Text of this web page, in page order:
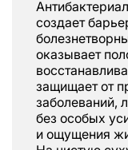
создает
оказывает
защищает от
заболеваний,
без особых
и ощущения